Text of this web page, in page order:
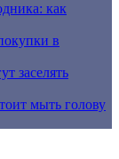
как
в
заселять
мыть голову